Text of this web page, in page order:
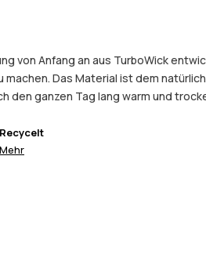
von Anfang an aus TurboWick
machen. Das Material ist dem
den ganzen Tag lang warm und
Recycelt
Mehr